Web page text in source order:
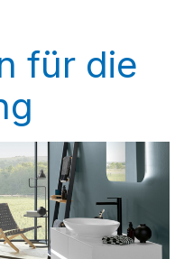
für die